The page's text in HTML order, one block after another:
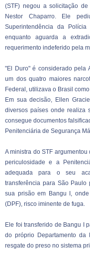
(STF) negou a solicitação
Nestor Chaparro. Ele
Superintendência da
enquanto aguarda a
requerimento indeferido pela
"El Duro" é considerado pela
um dos quatro maiores
Federal, utilizava o Brasil
Em sua decisão, Ellen
diversos países onde realiza
consegue documentos
Penitenciária de Segurança
A ministra do STF
periculosidade e a
adequada para o seu
transferência para São Paulo
sua prisão em Bangu I,
(DPF), risco iminente de fuga.
Ele foi transferido de Bangu I
do próprio Departamento
resgate do preso no sistema